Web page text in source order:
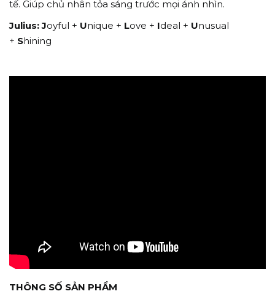
tế. Giúp chủ nhân tỏa sáng trước mọi ánh nhìn.
Julius: Joyful + Unique + Love + Ideal + Unusual
+ Shining
THÔNG SỐ SẢN PHẨM